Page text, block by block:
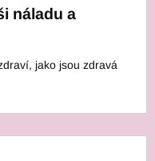
náladu a
jako jsou zdravá